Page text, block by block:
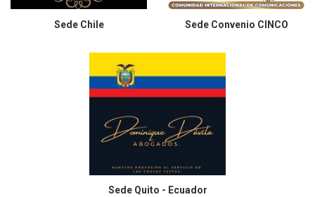
Sede Chile Sede Convenio CINCO
Sede Quito - Ecuador